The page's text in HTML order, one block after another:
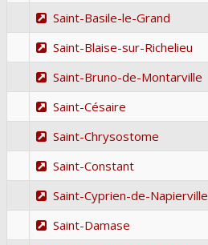
Saint-Basile-le-Grand
Saint-Blaise-sur-Richelieu
Saint-Bruno-de-Montarville
Saint-Césaire
Saint-Chrysostome
Saint-Constant
Saint-Cyprien-de-Napierville
Saint-Damase